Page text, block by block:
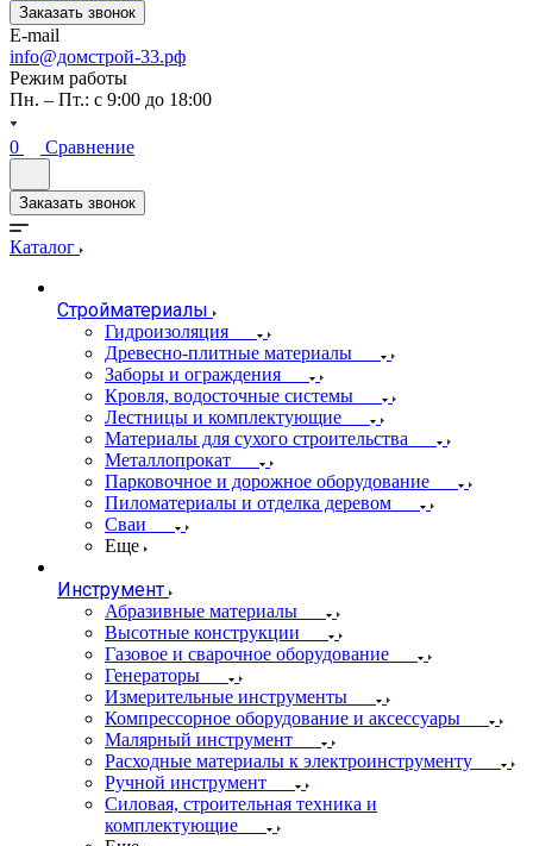
Заказать звонок
E-mail
info@домстрой-33.рф
Режим работы
Пн. – Пт.: с 9:00 до 18:00
0 Сравнение
Заказать звонок
Каталог
Стройматериалы
Гидроизоляция
Древесно-плитные материалы
Заборы и ограждения
Кровля, водосточные системы
Лестницы и комплектующие
Материалы для сухого строительства
Металлопрокат
Парковочное и дорожное оборудование
Пиломатериалы и отделка деревом
Сваи
Еще
Инструмент
Абразивные материалы
Высотные конструкции
Газовое и сварочное оборудование
Генераторы
Измерительные инструменты
Компрессорное оборудование и аксессуары
Малярный инструмент
Расходные материалы к электроинструменту
Ручной инструмент
Силовая, строительная техника и
комплектующие